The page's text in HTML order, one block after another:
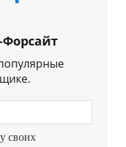
своих